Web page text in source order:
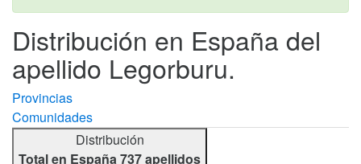
Distribución en España del
apellido Legorburu.
Provincias
Comunidades
Distribución
Total en España 737 apellidos